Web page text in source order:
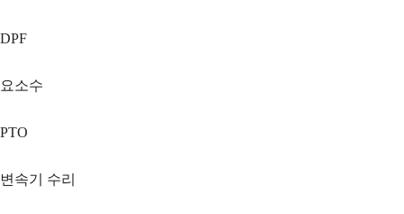
DPF
요소수
PTO
변속기 수리